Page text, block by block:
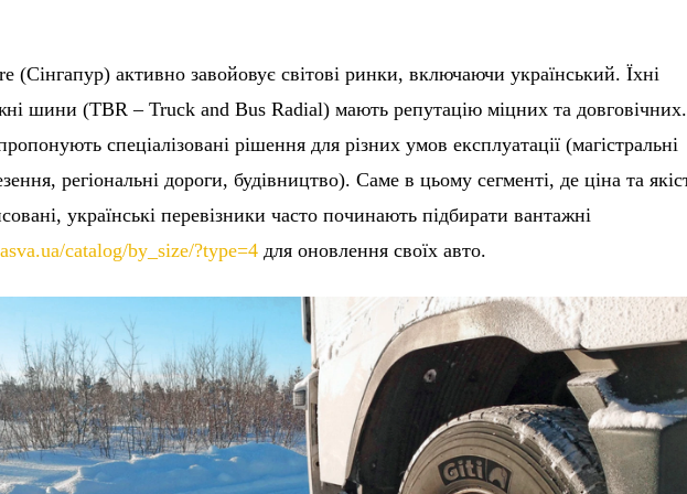
(Сінгапур) активно завойовує світові ринки, включаючи український. Їхні
шини (TBR – Truck and Bus Radial) мають репутацію міцних та довговічних.
спеціалізовані рішення для різних умов експлуатації (магістральні
регіональні дороги, будівництво). Саме в цьому сегменті, де ціна та
українські перевізники часто починають підбирати вантажні
asva.ua/catalog/by_size/?type=4 для оновлення своїх авто.